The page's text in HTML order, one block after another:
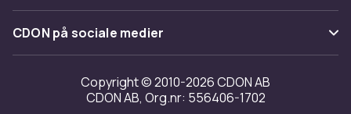
Kundeanmeldelser
Arbejd på CDON
Investor relations
Tilgængelighed
Merchant Help Center
CDON på sociale medier
Copyright © 2010-2026 CDON AB
CDON AB, Org.nr: 556406-1702